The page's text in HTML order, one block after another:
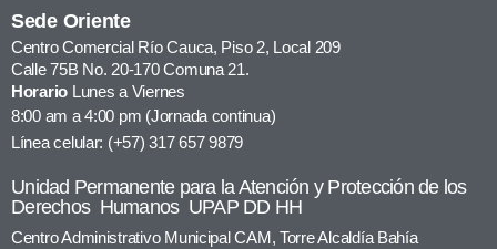
Sede Oriente
Centro Comercial Río Cauca, Piso 2, Local 209
Calle 75B No. 20-170 Comuna 21.
Horario Lunes a Viernes
8:00 am a 4:00 pm (Jornada continua)
Línea celular: (+57) 317 657 9879
Unidad Permanente para la Atención y Protección de los
Derechos Humanos UPAP DD HH
Centro Administrativo Municipal CAM, Torre Alcaldía Bahía